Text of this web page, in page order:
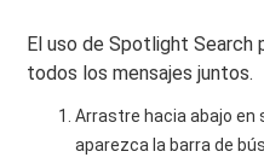
El uso de Spotlight Search
todos los mensajes juntos.
Arrastre hacia abajo en
aparezca la barra de